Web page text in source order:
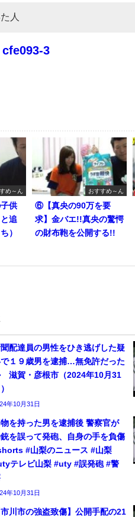
人
cfe093-3
め～ん
子供
追
）
おすすめ～ん
⑥【真央の90万を要
求】金バエ!!真央の驚愕
の財布鞄を公開する!!
配達員の男性をひき逃げした疑
で１９歳男を逮捕…無免許だった
滋賀・彦根市（2024年10月31
年10月31日
物を持った男を逮捕後 警察官が
を誤って発砲、自身の手を負傷
#山梨のニュース #山梨
テレビ山梨 #uty #誤発砲 #警
年10月31日
市川市の強盗致傷】公開手配の21